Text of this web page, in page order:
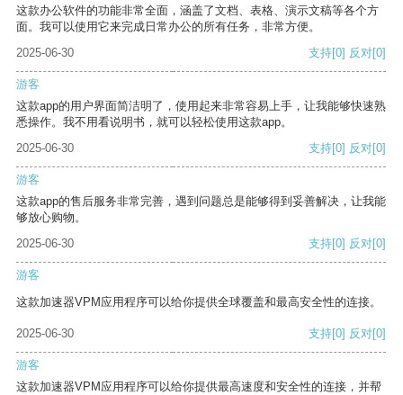
这款办公软件的功能非常全面，涵盖了文档、表格、演示文稿等各个方
面。我可以使用它来完成日常办公的所有任务，非常方便。
2025-06-30
支持[0] 反对[0]
游客
这款app的用户界面简洁明了，使用起来非常容易上手，让我能够快速熟
悉操作。我不用看说明书，就可以轻松使用这款app。
2025-06-30
支持[0] 反对[0]
游客
这款app的售后服务非常完善，遇到问题总是能够得到妥善解决，让我能
够放心购物。
2025-06-30
支持[0] 反对[0]
游客
这款加速器VPM应用程序可以给你提供全球覆盖和最高安全性的连接。
2025-06-30 支持[0] 反对[0]
游客
这款加速器VPM应用程序可以给你提供最高速度和安全性的连接，并帮